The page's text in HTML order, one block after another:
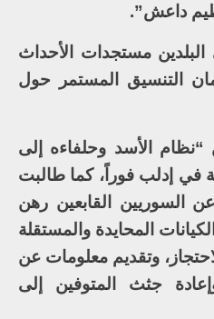
داعش”.
مستجدات الأحداث
التنسيق المستمر حول
الأسد وحلفاءه إلى
في إدلب فوراً، كما طالبت
عن السوريين القابعين رهن
المحايدة والمستقلة
وتقديم معلومات عن
جثث المتوفين إلى